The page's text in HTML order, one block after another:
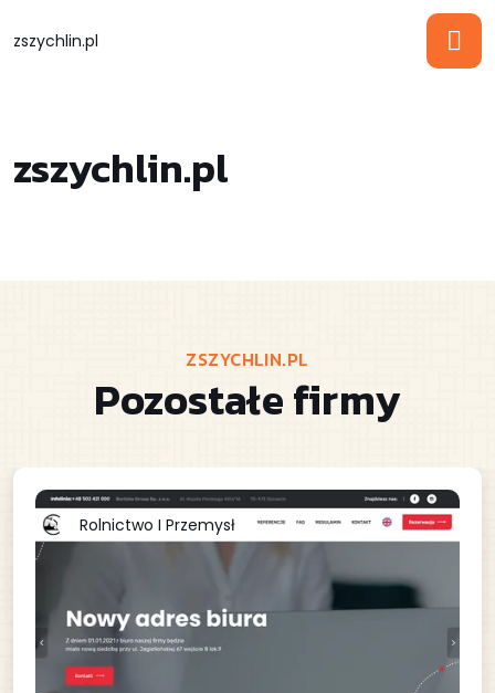
zszychlin.pl
zszychlin.pl
ZSZYCHLIN.PL
Pozostałe firmy
Rolnictwo I Przemysł